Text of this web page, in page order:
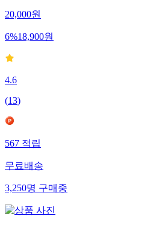
20,000원
6%18,900원
4.6
(13)
567적립
무료배송
3,250명구매중